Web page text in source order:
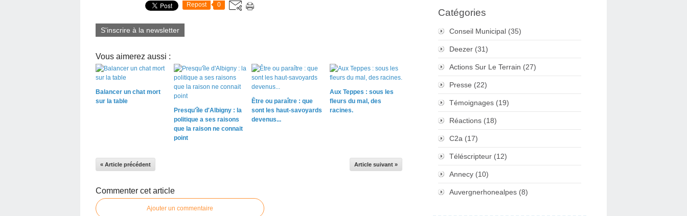
Repost 0
S'inscrire à la newsletter
Vous aimerez aussi :
Balancer un chat mort
sur la table
Presqu'île d'Albigny : la
politique a ses raisons
que la raison ne connait
point
Être ou paraître : que
sont les haut-savoyards
devenus...
Aux Teppes : sous les
fleurs du mal, des
racines.
« Article précédent Article suivant »
Commenter cet article
Ajouter un commentaire
Catégories
Conseil Municipal (35)
Deezer (31)
Actions Sur Le Terrain (27)
Presse (22)
Témoignages (19)
Réactions (18)
C2a (17)
Téléscripteur (12)
Annecy (10)
Auvergnerhonealpes (8)